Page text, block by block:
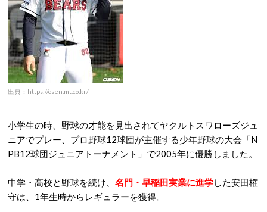
出典：https://osen.mt.co.kr/
小学生の時、野球の才能を見出されてヤクルトスワローズジュ
ニアでプレー、プロ野球12球団が主催する少年野球の大会「N
PB12球団ジュニアトーナメント」で2005年に優勝しました。
中学・高校と野球を続け、 名門・早稲田実業に進学した安田権
守は、1年生時からレギュラーを獲得。